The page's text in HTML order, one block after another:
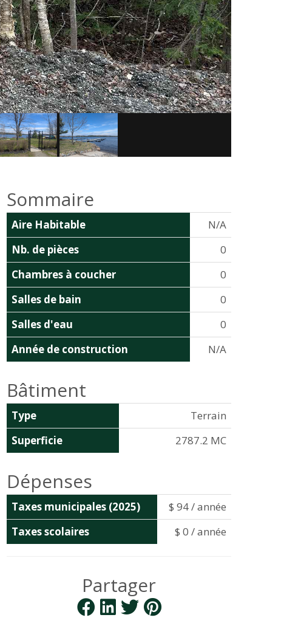
Sommaire
Aire Habitable
N/A
Nb. de pièces
0
Chambres à coucher
0
Salles de bain
0
Salles d'eau
0
Année de construction
N/A
Bâtiment
Type
Terrain
Superficie
2787.2 MC
Dépenses
Taxes municipales (2025)
$ 94 / année
Taxes scolaires
$ 0 / année
Partager